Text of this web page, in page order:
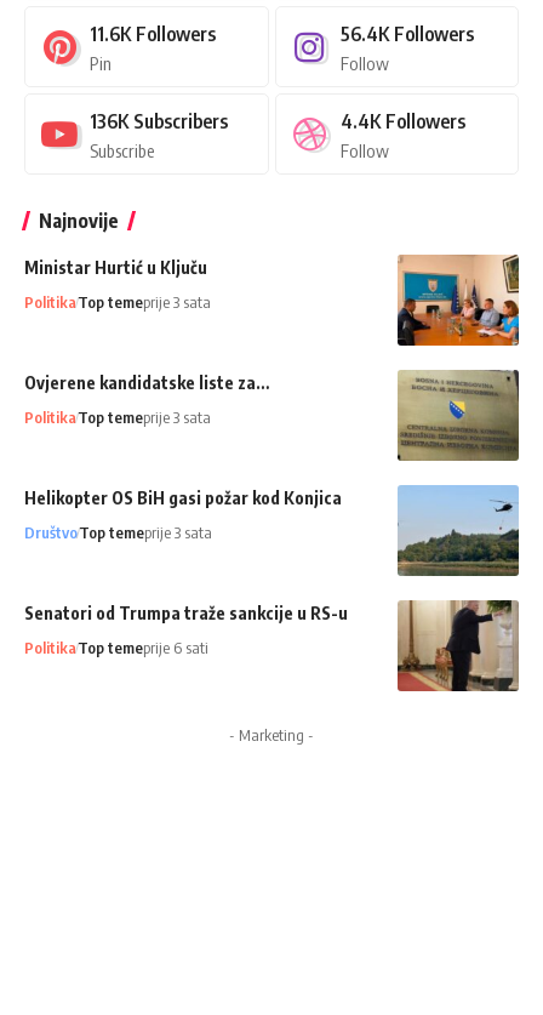
11.6K Followers
Pin
56.4K Followers
Follow
136K Subscribers
Subscribe
4.4K Followers
Follow
Najnovije
Ministar Hurtić u Ključu
PolitikaTop temeprije 3 sata
Ovjerene kandidatske liste za…
PolitikaTop temeprije 3 sata
Helikopter OS BiH gasi požar kod Konjica
DruštvoTop temeprije 3 sata
Senatori od Trumpa traže sankcije u RS-u
PolitikaTop temeprije 6 sati
- Marketing -